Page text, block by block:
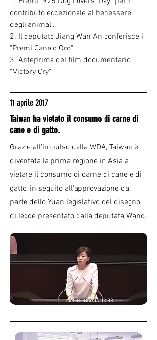
contributo eccezionale al benessere
degli animali.
2. Il deputato Jiang Wan An conferisce i
"Premi Cane d'Oro"
3. Anteprima del film documentario
“Victory Cry”
11 aprile 2017
Taiwan ha vietato il consumo di carne di
cane e di gatto.
Grazie all'impulso della WDA, Taiwan è
diventata la prima regione in Asia a
vietare il consumo di carne di cane e di
gatto, in seguito all'approvazione da
parte dello Yuan legislativo del disegno
di legge presentato dalla deputata Wang.